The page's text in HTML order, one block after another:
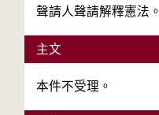
聲請人聲請解釋憲法。
主文
本件不受理。